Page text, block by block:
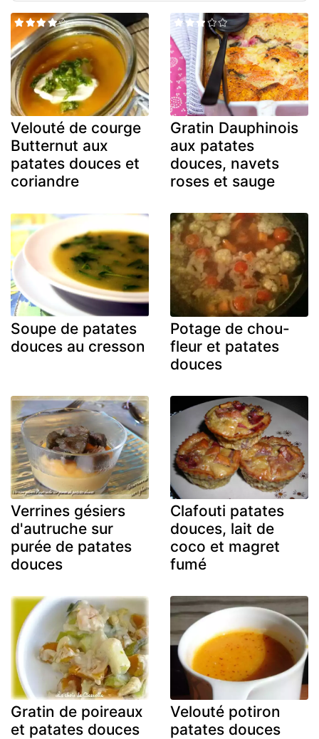
Velouté de courge
Butternut aux
patates douces et
coriandre
Gratin Dauphinois
aux patates
douces, navets
roses et sauge
Soupe de patates
douces au cresson
Potage de chou-
fleur et patates
douces
Verrines gésiers
d'autruche sur
purée de patates
douces
Clafouti patates
douces, lait de
coco et magret
fumé
Gratin de poireaux
et patates douces
Velouté potiron
patates douces